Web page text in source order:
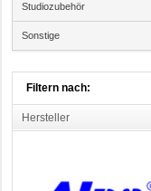
Studiozubehör
Sonstige
Filtern nach:
Hersteller